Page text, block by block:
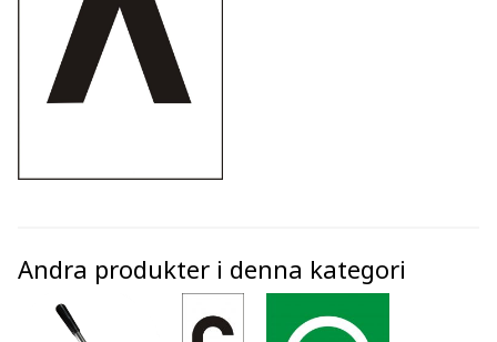
Andra produkter i denna kategori